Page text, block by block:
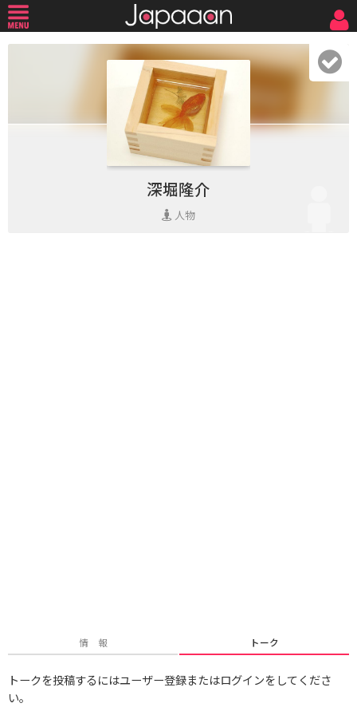
深堀隆介
人物
情 報 トーク
トークを投稿するにはユーザー登録またはログインをしてくださ
い。